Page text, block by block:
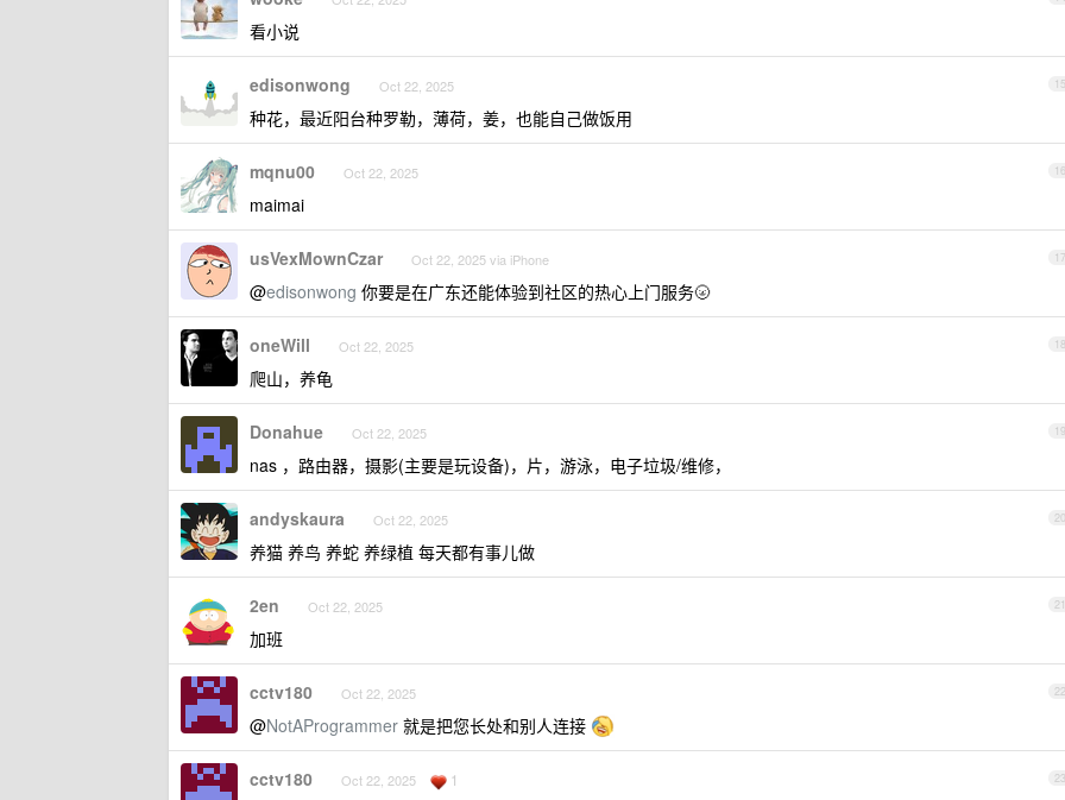
看小说
15
edisonwong Oct 22, 2025
种花，最近阳台种罗勒，薄荷，姜，也能自己做饭用
16
mqnu00 Oct 22, 2025
maimai
17
usVexMownCzar Oct 22, 2025 via iPhone
@edisonwong 你要是在广东还能体验到社区的热心上门服务🌝
18
oneWill Oct 22, 2025
爬山，养龟
19
Donahue Oct 22, 2025
nas ，路由器，摄影(主要是玩设备)，片，游泳，电子垃圾/维修，
20
andyskaura Oct 22, 2025
养猫 养鸟 养蛇 养绿植 每天都有事儿做
21
2en Oct 22, 2025
加班
22
cctv180 Oct 22, 2025
@NotAProgrammer 就是把您长处和别人连接
23
cctv180 Oct 22, 2025 1